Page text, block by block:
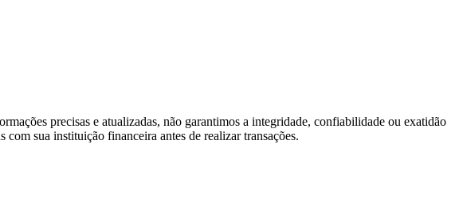
precisas e atualizadas, não garantimos a integridade, confiabilidade ou exatidão
sua instituição financeira antes de realizar transações.